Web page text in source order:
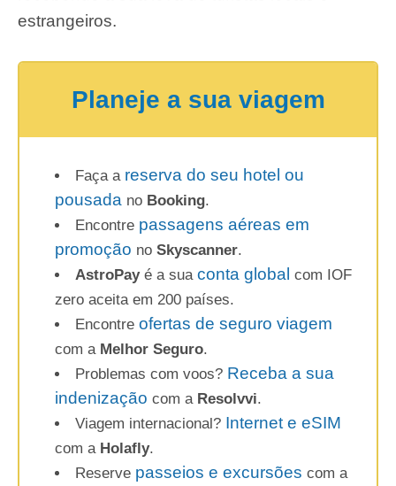
estrangeiros.
Planeje a sua viagem
Faça a reserva do seu hotel ou
pousada no Booking.
Encontre passagens aéreas em
promoção no Skyscanner.
AstroPayé a sua conta global com IOF
zero aceita em 200 países.
Encontre ofertas de seguro viagem
com a Melhor Seguro.
Problemas com voos? Receba a sua
indenização com a Resolvvi.
Viagem internacional? Internet e eSIM
com a Holafly.
Reserve passeios e excursões com a